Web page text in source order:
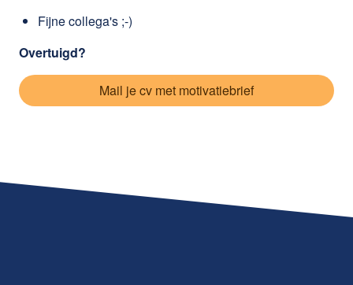
Fijne collega's ;-)
Overtuigd?
Mail je cv met motivatiebrief